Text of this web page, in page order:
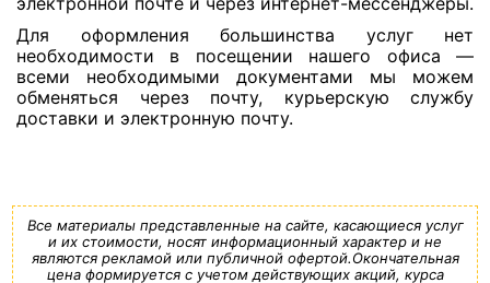
Для оформления большинства услуг нет
необходимости в посещении нашего офиса —
всеми необходимыми документами мы можем
обменяться через почту, курьерскую службу
доставки и электронную почту.
Все материалы представленные на сайте, касающиеся услуг
и их стоимости, носят информационный характер и не
являются рекламой или публичной офертой.Окончательная
цена формируется с учетом действующих акций, курса